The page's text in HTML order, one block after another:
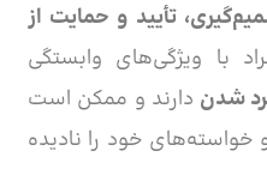
تأیید و حمایت از
با ویژگی‌های وابستگی
شدن دارند و ممکن است
خواسته‌های خود را نادیده